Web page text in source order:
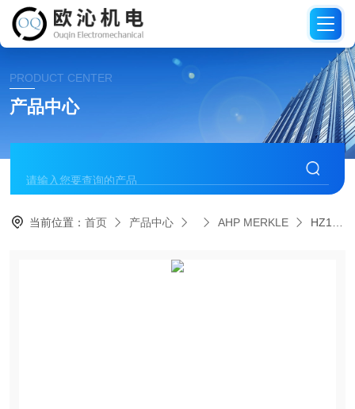
PRODUCT CENTER
产品中心
当前位置：首页 产品中心 AHP MERKLE HZ160.100/50.001.201.300德国AHP MERKLE默克尔工件夹具